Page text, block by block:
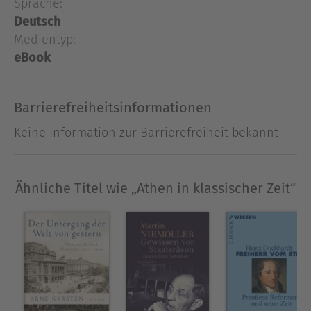
Wirtschaft Athens, Athen als Schule
Griechenlands, den Peloponnesischen Krieg, den
Zweiten attischen Seebund, den vergeblichen
Ausblenden
Sprache:
Deutsch
Medientyp:
eBook
Barrierefreiheitsinformationen
Keine Information zur Barrierefreiheit bekannt
Ähnliche Titel wie „Athen in klassischer Zeit“